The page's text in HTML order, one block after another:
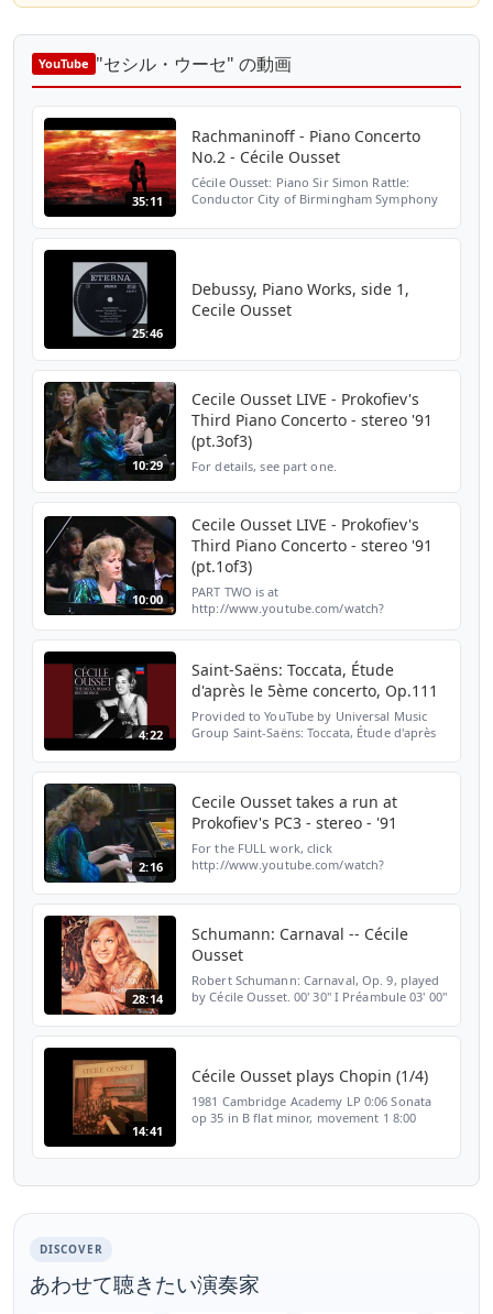
YouTube "セシル・ウーセ" の動画
35:11
Rachmaninoff - Piano Concerto
No.2 - Cécile Ousset
Cécile Ousset: Piano Sir Simon Rattle:
Conductor City of Birmingham Symphony
25:46
Debussy, Piano Works, side 1,
Cecile Ousset
10:29
Cecile Ousset LIVE - Prokofiev's
Third Piano Concerto - stereo '91
(pt.3of3)
For details, see part one.
10:00
Cecile Ousset LIVE - Prokofiev's
Third Piano Concerto - stereo '91
(pt.1of3)
PART TWO is at
http://www.youtube.com/watch?
http://morpheusatloppers.wordpress.com/2010/
on-prokofievs-thi...
4:22
Saint-Saëns: Toccata, Étude
d'après le 5ème concerto, Op.111
Provided to YouTube by Universal Music
Group Saint-Saëns: Toccata, Étude d'après
2:16
Cecile Ousset takes a run at
Prokofiev's PC3 - stereo - '91
For the FULL work, click
http://www.youtube.com/watch?
on-prokofievs-th...
28:14
Schumann: Carnaval -- Cécile
Ousset
Robert Schumann: Carnaval, Op. 9, played
by Cécile Ousset. 00' 30" I Préambule 03' 00"
14:41
Cécile Ousset plays Chopin (1/4)
1981 Cambridge Academy LP 0:06 Sonata
op 35 in B flat minor, movement 1 8:00
DISCOVER
あわせて聴きたい演奏家